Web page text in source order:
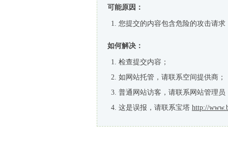
可能原因：
您提交的内容包含危险的攻击请求
如何解决：
检查提交内容；
如网站托管，请联系空间提供商；
普通网站访客，请联系网站管理员
这是误报，请联系宝塔 http://